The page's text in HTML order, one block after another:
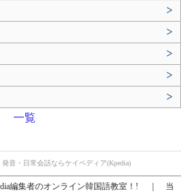
>
>
>
>
>
一覧
音・日常会話ならケイペディア(Kpedia)
編集者のオンライン韓国語教室！! 当